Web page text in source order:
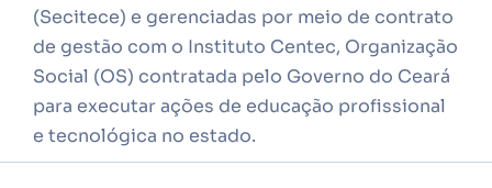
(Secitece) e gerenciadas por meio de contrato
de gestão com o Instituto Centec, Organização
Social (OS) contratada pelo Governo do Ceará
para executar ações de educação profissional
e tecnológica no estado.